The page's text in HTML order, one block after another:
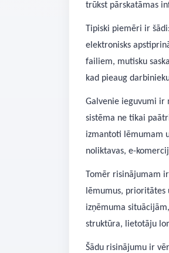
trūkst pārskatāmas
Tipiski piemēri ir
elektronisks
failiem, mutisku
kad pieaug
Galvenie ieguvumi ir
sistēma ne tikai
izmantoti lēmumam
noliktavas, e-
Tomēr risinājumam
lēmumus, prioritātes
izņēmuma
struktūra, lietotāju
Šādu risinājumu ir